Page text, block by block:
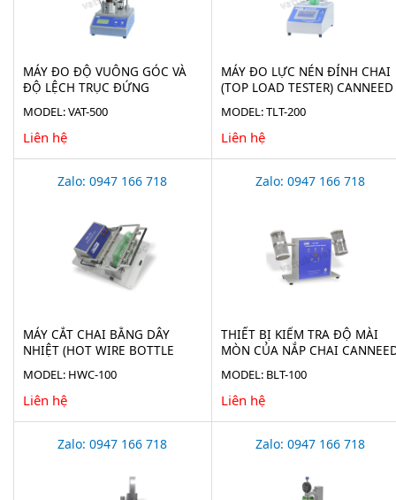
MÁY ĐO ĐỘ VUÔNG GÓC VÀ
ĐỘ LỆCH TRỤC ĐỨNG
MODEL: VAT-500
Liên hệ
MÁY ĐO LỰC NÉN ĐỈNH CHAI
(TOP LOAD TESTER) CANNEED
MODEL: TLT-200
Liên hệ
Zalo: 0947 166 718
MÁY CẮT CHAI BẰNG DÂY
NHIỆT (HOT WIRE BOTTLE
MODEL: HWC-100
Liên hệ
Zalo: 0947 166 718
THIẾT BỊ KIỂM TRA ĐỘ MÀI
MÒN CỦA NẮP CHAI
MODEL: BLT-100
Liên hệ
Zalo: 0947 166 718 Zalo: 0947 166 718